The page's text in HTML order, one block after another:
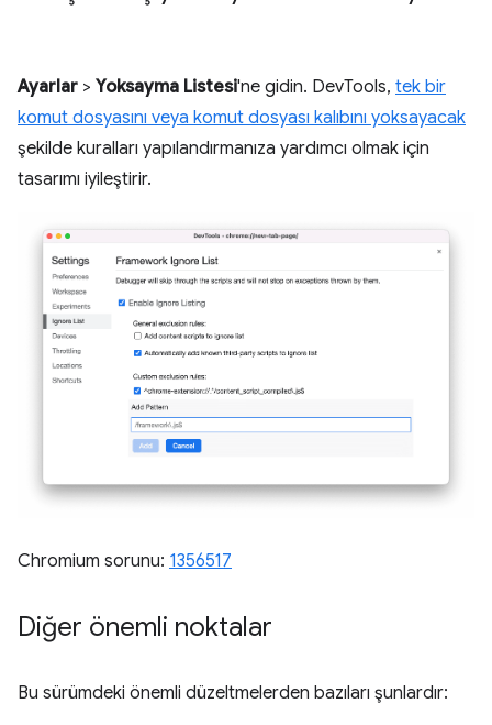
Ayarlar > Yoksayma Listesi'ne gidin. DevTools, tek bir
komut dosyasını veya komut dosyası kalıbını yoksayacak
şekilde kuralları yapılandırmanıza yardımcı olmak için
tasarımı iyileştirir.
Chromium sorunu: 1356517
Diğer önemli noktalar
Bu sürümdeki önemli düzeltmelerden bazıları şunlardır: